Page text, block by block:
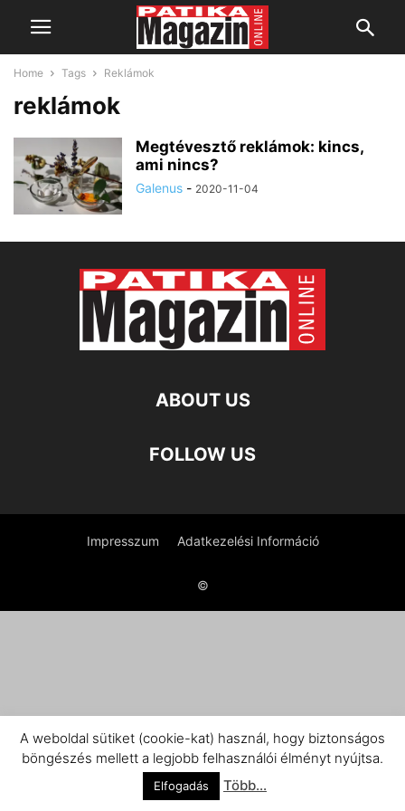
Home Tags Reklámok
reklámok
Megtévesztő reklámok: kincs,
ami nincs?
Galenus - 2020-11-04
ABOUT US
FOLLOW US
Impresszum Adatkezelési Információ
©
A weboldal sütiket (cookie-kat) használ, hogy biztonságos
böngészés mellett a legjobb felhasználói élményt nyújtsa.
Elfogadás Több...